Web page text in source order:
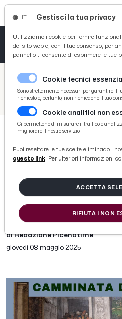
/
/ Eventi e
Progetto 'Camminata dei musei': appuntamento ad Ascoli
Progetto
appuntamento ad
con visita
Museo Diocesano
di Redazione Picenotime
giovedì 08 maggio 2025
Gestisci la tua privacy
Utilizziamo i cookie per fornire
del sito web e, con il tuo consenso, per
pannello ti consente di esprimere le tue
Cookie tecnici
Sono strettamente necessari per garantire il
richiesto e, pertanto, non richiedono il tuo
Cookie analitici non
Ci permettono di misurare il traffico e
migliorare il nostro servizio.
Puoi resettare le tue scelte eliminado i
questo link. Per ulteriori informazioni
ACCETTA
RIFIUTA I NON
Tutto News
Tutto Sport
Basket
Ciclismo
Tutto Curiosità